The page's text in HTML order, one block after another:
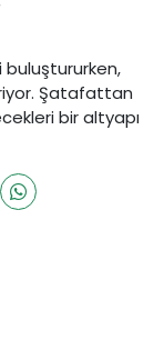
buluştururken,
Şatafattan
bir altyapı